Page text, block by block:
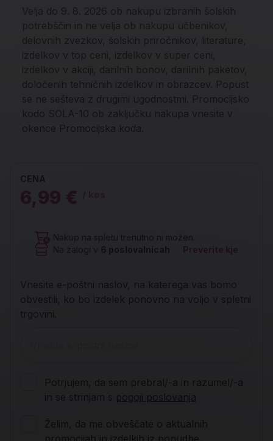
Velja do 9. 8. 2026 ob nakupu izbranih šolskih
potrebščin in ne velja ob nakupu učbenikov,
delovnih zvezkov, šolskih priročnikov, literature,
izdelkov v top ceni, izdelkov v super ceni,
izdelkov v akciji, darilnih bonov, darilnih paketov,
določenih tehničnih izdelkov in obrazcev. Popust
se ne sešteva z drugimi ugodnostmi. Promocijsko
kodo SOLA-10 ob zaključku nakupa vnesite v
okence Promocijska koda.
CENA
6,99 €
Nakup na spletu trenutno ni možen.
Na zalogi v 6 poslovalnicah Preverite kje
Vnesite e-poštni naslov, na katerega vas bomo
obvestili, ko bo izdelek ponovno na voljo v spletni
trgovini.
Potrjujem, da sem prebral/-a in razumel/-a
in se strinjam s pogoji poslovanja
Želim, da me obveščate o aktualnih
promocijah in izdelkih iz ponudbe.